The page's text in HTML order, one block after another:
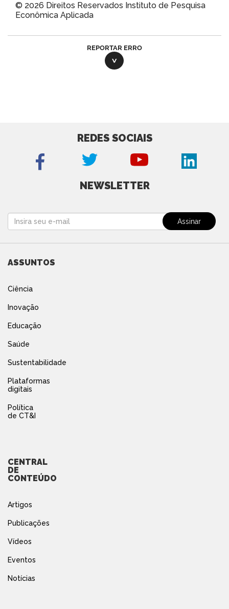
© 2026 Direitos Reservados Instituto de Pesquisa
Econômica Aplicada
REPORTAR ERRO
REDES SOCIAIS
NEWSLETTER
ASSUNTOS
Ciência
Inovação
Educação
Saúde
Sustentabilidade
Plataformas
digitais
Política
de CT&I
CENTRAL
DE
CONTEÚDO
Artigos
Publicações
Vídeos
Eventos
Notícias